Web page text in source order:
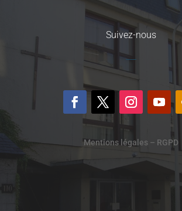
Suivez-nous
Mentions légales – RGPD